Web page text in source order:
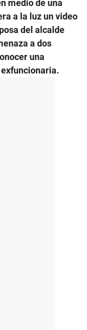
medio de una
a la luz un video
del alcalde
a dos
una